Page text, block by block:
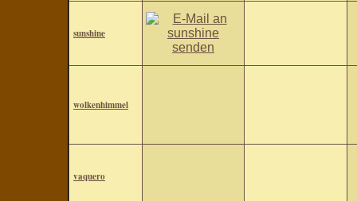
sunshine
wolkenhimmel
vaquero